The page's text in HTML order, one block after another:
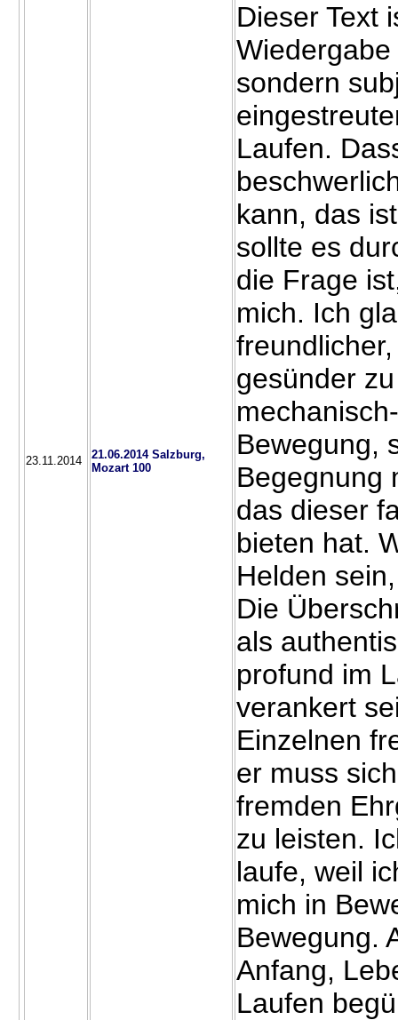
23.11.2014
21.06.2014 Salzburg,
Mozart 100
Dieser Text
sondern
Laufen.
kann, das
sollte es
die Frage
mich. Ich
gesünder
Bewegung,
Begegnung
das dieser
bieten hat.
Helden
Die
als
profund im
verankert
Einzelnen
er muss
fremden
zu leisten.
laufe, weil
mich in
Bewegung.
Anfang,
Laufen